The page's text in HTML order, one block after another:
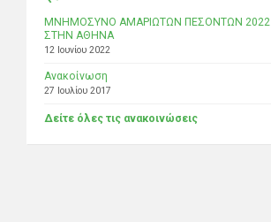
ΜΝΗΜΟΣΥΝΟ ΑΜΑΡΙΩΤΩΝ ΠΕΣΟΝΤΩΝ 2022
ΣΤΗΝ ΑΘΗΝΑ
12 Ιουνίου 2022
Ανακοίνωση
27 Ιουλίου 2017
Δείτε όλες τις ανακοινώσεις